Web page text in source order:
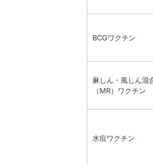
BCGワクチン
麻しん・風しん混
（MR）ワクチン
水痘ワクチン